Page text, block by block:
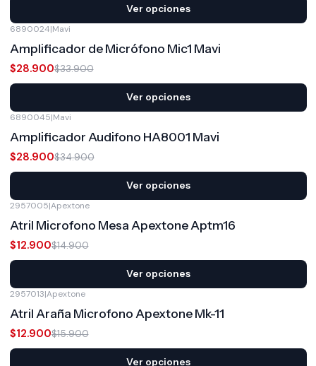
Ver opciones
6890024|Mavi
Amplificador de Micrófono Mic1 Mavi
$28.900$33.900
Ver opciones
6890045|Mavi
Amplificador Audifono HA8001 Mavi
$28.900$34.900
Ver opciones
2957005|Apextone
Atril Microfono Mesa Apextone Aptm16
$12.900$14.900
Ver opciones
OFF
2957013|Apextone
Atril Araña Microfono Apextone Mk-11
$12.900$15.900
Ver opciones